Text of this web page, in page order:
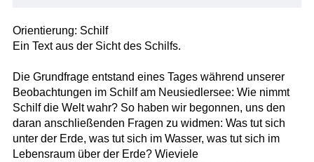
Orientierung: Schilf
Ein Text aus der Sicht des Schilfs.
Die Grundfrage entstand eines Tages während unserer
Beobachtungen im Schilf am Neusiedlersee: Wie nimmt
Schilf die Welt wahr? So haben wir begonnen, uns den
daran anschließenden Fragen zu widmen: Was tut sich
unter der Erde, was tut sich im Wasser, was tut sich im
Lebensraum über der Erde? Wieviele